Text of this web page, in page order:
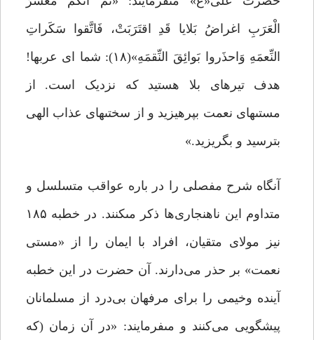
الْعَرَبِ اغراضُ بَلایا قَدِ اقتَرَبَتْ، فَاتَّقوا سَکَراتِ
النِّعمَهِ وَاحذَروا بَوائِقَ النِّقمَهِ»(۱۸): شما اى عرب‏ها!
هدف تیرهاى بلا هستید که نزدیک است. از
مستى‏هاى نعمت بپرهیزید و از سختى‏هاى عذاب الهى
بترسید و بگریزید.»
آنگاه شرح مفصلى را در باره عواقب متسلسل و
متداوم این ناهنجاری‌ها ذکر مى‏کنند. در خطبه ۱۸۵
نیز مولای متقیان، افراد با ایمان را از «مستی
نعمت» بر حذر می‌دارند. آن حضرت در این خطبه
آینده وخیمى را براى مرفهان بی‌درد از مسلمانان
پیشگویى می‌کنند و مى‏فرمایند: «در آن زمان (که